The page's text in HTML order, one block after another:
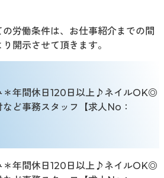
労働条件は、お仕事紹介までの間
開示させて頂きます。
＊年間休日120日以上♪ネイルOK◎
ど事務スタッフ【求人No：
＊年間休日120日以上♪ネイルOK◎